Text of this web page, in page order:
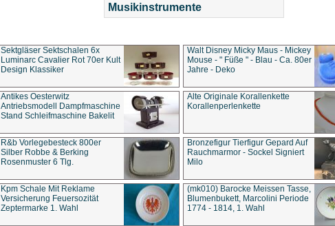
Musikinstrumente
Sektgläser Sektschalen 6x
Luminarc Cavalier Rot 70er Kult
Design Klassiker
Walt Disney Micky Maus - Mickey
Mouse - " Füße " - Blau - Ca. 80er
Jahre - Deko
Antikes Oesterwitz
Antriebsmodell Dampfmaschine
Stand Schleifmaschine Bakelit
Alte Originale Korallenkette
Korallenperlenkette
R&b Vorlegebesteck 800er
Silber Robbe & Berking
Rosenmuster 6 Tlg.
Bronzefigur Tierfigur Gepard Auf
Rauchmarmor - Sockel Signiert
Milo
Kpm Schale Mit Reklame
Versicherung Feuersozität
Zeptermarke 1. Wahl
(mk010) Barocke Meissen Tasse,
Blumenbukett, Marcolini Periode
1774 - 1814, 1. Wahl